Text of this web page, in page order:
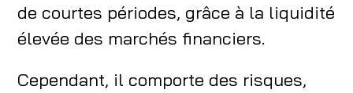
de courtes périodes, grâce à la liquidité
élevée des marchés financiers.
Cependant, il comporte des risques,